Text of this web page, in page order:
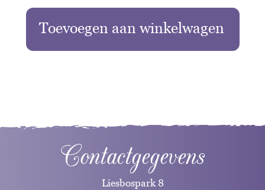
Toevoegen aan winkelwagen
Contactgegevens
Liesbospark 8